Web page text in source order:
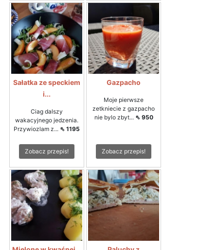
Sałatka ze speckiem
i...
Ciag dalszy
wakacyjnego jedzenia.
Przywiozlam z... ⇖ 1195
Zobacz przepis!
Gazpacho
Moje pierwsze
zetkniecie z gazpacho
nie bylo zbyt... ⇖ 950
Zobacz przepis!